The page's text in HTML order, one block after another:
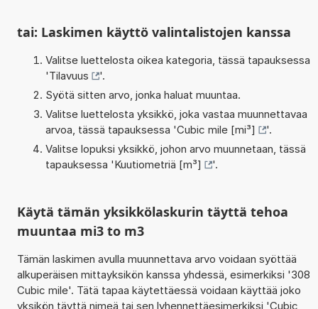
tai: Laskimen käyttö valintalistojen kanssa
Valitse luettelosta oikea kategoria, tässä tapauksessa
'Tilavuus
'.
Syötä sitten arvo, jonka haluat muuntaa.
Valitse luettelosta yksikkö, joka vastaa muunnettavaa
arvoa, tässä tapauksessa 'Cubic mile [mi³]
'.
Valitse lopuksi yksikkö, johon arvo muunnetaan, tässä
tapauksessa 'Kuutiometriä [m³] '.
Käytä tämän yksikkölaskurin täyttä tehoa
muuntaa mi3 to m3
Tämän laskimen avulla muunnettava arvo voidaan syöttää
alkuperäisen mittayksikön kanssa yhdessä, esimerkiksi '308
Cubic mile'. Tätä tapaa käytettäessä voidaan käyttää joko
yksikön täyttä nimeä tai sen lyhennettäesimerkiksi 'Cubic